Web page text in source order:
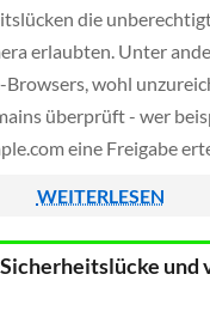
die
erlaubten. Unter
Browsers, wohl
überprüft - wer
eine Freigabe
auf die Webcam
WEITERLESEN
und